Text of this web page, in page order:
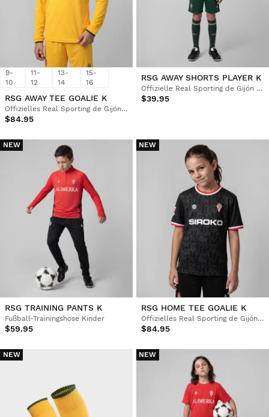
9-
10
11-
12
13-
14
15-
16
RSG AWAY TEE GOALIE K
Offizielles Real Sporting de Gijón Auswärts-Torwarttrikot Kinder
$84.95
RSG AWAY SHORTS PLAYER K
Offizielle Real Sporting de Gijón Shorts Kinder
$39.95
NEW
RSG TRAINING PANTS K
Fußball-Trainingshose Kinder
$59.95
NEW
RSG HOME TEE GOALIE K
Offizielles Real Sporting de Gijón Torwart-Heimtrikot Kinder
$84.95
NEW NEW